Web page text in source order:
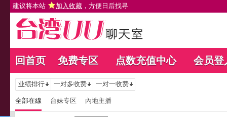
建议将本站 加入收藏 ，方便日后找寻
回首页 免费专区 点数充值中心 会员登
业绩排行 一对多收费 一对一收费
全部在線 台妹专区 內地主播